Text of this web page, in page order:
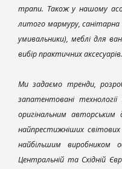
трапи. Також у нашому
литого мармуру, санітарна
умивальники), меблі для
вибір практичних аксесуарів.
Ми задаємо тренди,
запатентовані
оригінальним
найпрестижніших
найбільшим виробником
Центральній та Східній